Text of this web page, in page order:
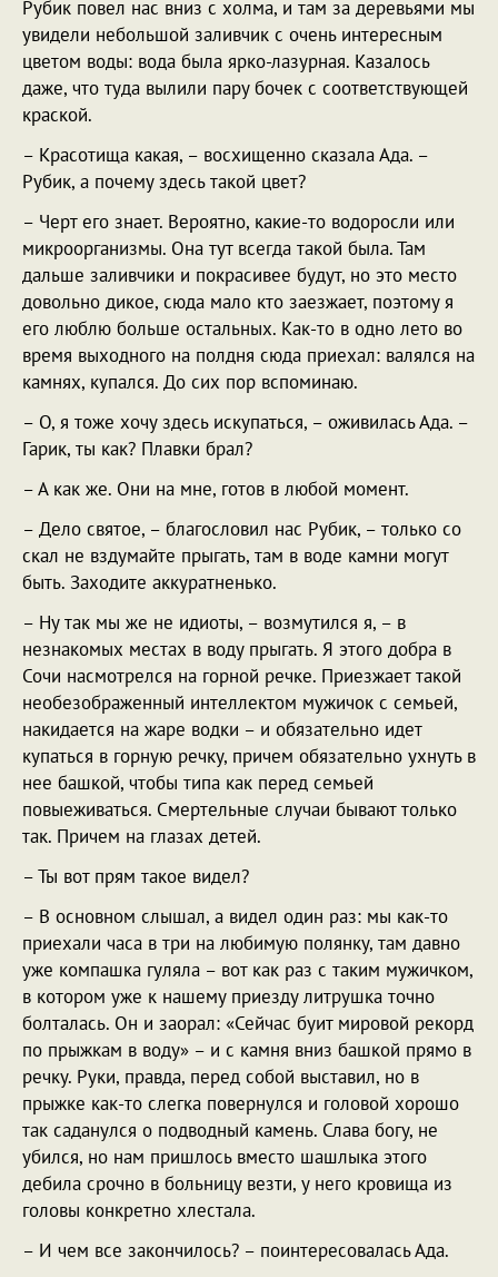
Рубик повел нас вниз с холма, и там за деревьями мы
увидели небольшой заливчик с очень интересным
цветом воды: вода была ярко-лазурная. Казалось
даже, что туда вылили пару бочек с соответствующей
краской.
– Красотища какая, – восхищенно сказала Ада. –
Рубик, а почему здесь такой цвет?
– Черт его знает. Вероятно, какие-то водоросли или
микроорганизмы. Она тут всегда такой была. Там
дальше заливчики и покрасивее будут, но это место
довольно дикое, сюда мало кто заезжает, поэтому я
его люблю больше остальных. Как-то в одно лето во
время выходного на полдня сюда приехал: валялся на
камнях, купался. До сих пор вспоминаю.
– О, я тоже хочу здесь искупаться, – оживилась Ада. –
Гарик, ты как? Плавки брал?
– А как же. Они на мне, готов в любой момент.
– Дело святое, – благословил нас Рубик, – только со
скал не вздумайте прыгать, там в воде камни могут
быть. Заходите аккуратненько.
– Ну так мы же не идиоты, – возмутился я, – в
незнакомых местах в воду прыгать. Я этого добра в
Сочи насмотрелся на горной речке. Приезжает такой
необезображенный интеллектом мужичок с семьей,
накидается на жаре водки – и обязательно идет
купаться в горную речку, причем обязательно ухнуть в
нее башкой, чтобы типа как перед семьей
повыеживаться. Смертельные случаи бывают только
так. Причем на глазах детей.
– Ты вот прям такое видел?
– В основном слышал, а видел один раз: мы как-то
приехали часа в три на любимую полянку, там давно
уже компашка гуляла – вот как раз с таким мужичком,
в котором уже к нашему приезду литрушка точно
болталась. Он и заорал: «Сейчас буит мировой рекорд
по прыжкам в воду» – и с камня вниз башкой прямо в
речку. Руки, правда, перед собой выставил, но в
прыжке как-то слегка повернулся и головой хорошо
так саданулся о подводный камень. Слава богу, не
убился, но нам пришлось вместо шашлыка этого
дебила срочно в больницу везти, у него кровища из
головы конкретно хлестала.
– И чем все закончилось? – поинтересовалась Ада.